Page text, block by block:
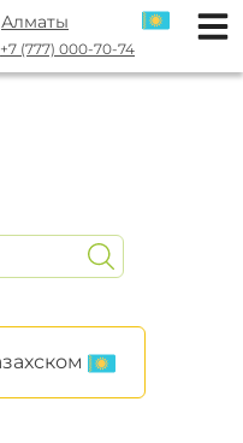
Алматы
+7 (777) 000-70-74